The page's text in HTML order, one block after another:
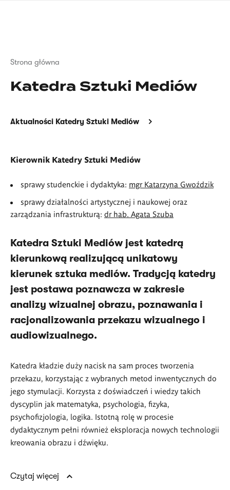
Ścieżka
nawigacyjna
Strona główna
Katedra Sztuki Mediów
Aktualności Katedry Sztuki Mediów
Kierownik Katedry Sztuki Mediów
sprawy studenckie i dydaktyka: mgr Katarzyna Gwoździk
sprawy działalności artystycznej i naukowej oraz
zarządzania infrastrukturą: dr hab. Agata Szuba
Katedra Sztuki Mediów jest katedrą
kierunkową realizującą unikatowy
kierunek sztuka mediów. Tradycją katedry
jest postawa poznawcza w zakresie
analizy wizualnej obrazu, poznawania i
racjonalizowania przekazu wizualnego i
audiowizualnego.
Katedra kładzie duży nacisk na sam proces tworzenia
przekazu, korzystając z wybranych metod inwentycznych do
jego stymulacji. Korzysta z doświadczeń i wiedzy takich
dyscyplin jak matematyka, psychologia, fizyka,
psychofizjologia, logika. Istotną rolę w procesie
dydaktycznym pełni również eksploracja nowych technologii
kreowania obrazu i dźwięku.
Czytaj więcej